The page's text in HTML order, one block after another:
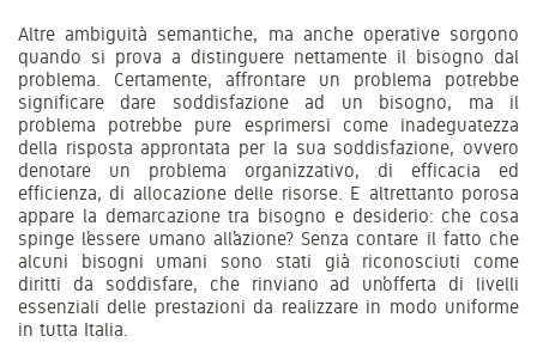
Altre ambiguità semantiche, ma anche operative sorgono
quando si prova a distinguere nettamente il bisogno dal
problema. Certamente, affrontare un problema potrebbe
significare dare soddisfazione ad un bisogno, ma il
problema potrebbe pure esprimersi come inadeguatezza
della risposta approntata per la sua soddisfazione, ovvero
denotare un problema organizzativo, di efficacia ed
efficienza, di allocazione delle risorse. E altrettanto porosa
appare la demarcazione tra bisogno e desiderio: che cosa
spinge l’essere umano all’azione? Senza contare il fatto che
alcuni bisogni umani sono stati già riconosciuti come
diritti da soddisfare, che rinviano ad un’offerta di livelli
essenziali delle prestazioni da realizzare in modo uniforme
in tutta Italia.